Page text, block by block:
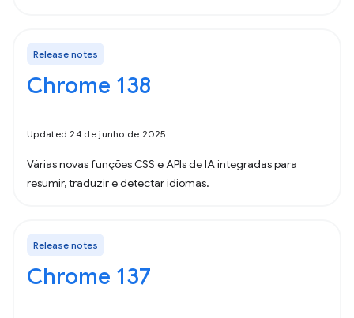
Release notes
Chrome 138
Updated 24 de junho de 2025
Várias novas funções CSS e APIs de IA integradas para
resumir, traduzir e detectar idiomas.
Release notes
Chrome 137